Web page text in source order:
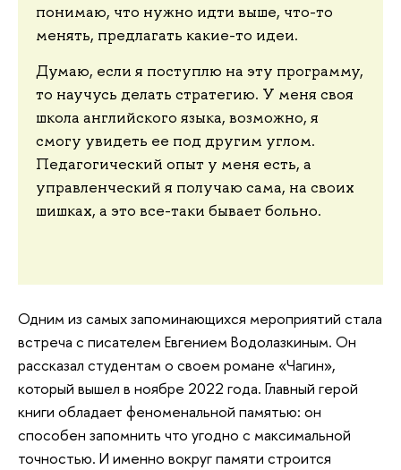
понимаю, что нужно идти выше, что-то
менять, предлагать какие-то идеи.
Думаю, если я поступлю на эту программу,
то научусь делать стратегию. У меня своя
школа английского языка, возможно, я
смогу увидеть ее под другим углом.
Педагогический опыт у меня есть, а
управленческий я получаю сама, на своих
шишках, а это все-таки бывает больно.
Одним из самых запоминающихся мероприятий стала
встреча с писателем Евгением Водолазкиным. Он
рассказал студентам о своем романе «Чагин»,
который вышел в ноябре 2022 года. Главный герой
книги обладает феноменальной памятью: он
способен запомнить что угодно с максимальной
точностью. И именно вокруг памяти строится